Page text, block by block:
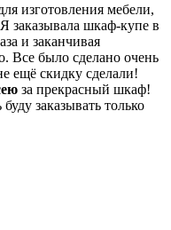
изготовления мебели,
заказывала шкаф-купе в
и заканчивая
Все было сделано очень
ещё скидку сделали!
за прекрасный шкаф!
заказывать только